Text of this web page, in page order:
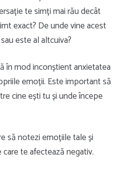
te simți mai rău decât
exact? De unde vine acest
este al altcuiva?
în mod inconștient anxietatea
emoții. Este important să
cine ești tu și unde începe
să notezi emoțiile tale și
te afectează negativ.